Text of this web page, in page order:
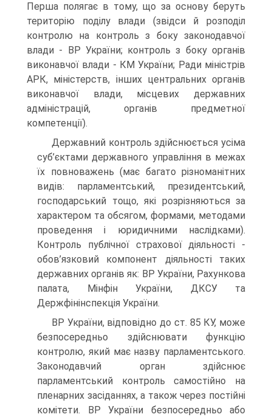
Перша полягає в тому, що за основу беруть
територію поділу влади (звідси й розподіл
контролю на контроль з боку законодавчої
влади - ВР України; контроль з боку органів
виконавчої влади - КМ України; Ради міністрів
АРК, міністерств, інших центральних органів
виконавчої влади, місцевих державних
адміністрацій, органів предметної
компетенції).
Державний контроль здійснюється усіма
суб’єктами держав­ного управління в межах
їх повноважень (має багато різноманітних
видів: парламентський, президентський,
господарський тощо, які розрізняються за
характером та обсягом, формами, методами
проведення і юридичними наслідками).
Контроль публічної страхо­вої діяльності -
обов’язковий компонент діяльності таких
держав­них органів як: ВР України, Рахункова
палата, Мінфін України, ДКСУ та
Держфінінспекція України.
ВР України, відповідно до ст. 85 КУ, може
безпосередньо здійснювати функцію
контролю, який має назву парламентського.
Законодавчий орган здійснює
парламентський контроль самостійно на
пленарних засіданнях, а також через постійні
комітети. ВР України безпосередньо або